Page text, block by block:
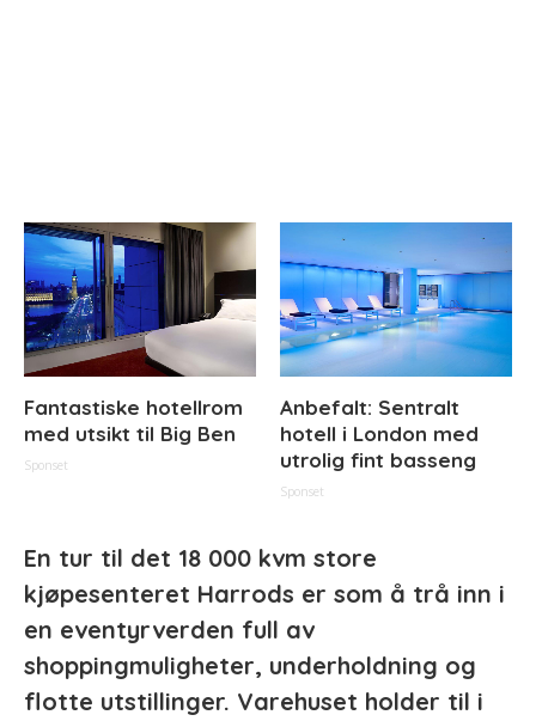
Fantastiske hotellrom
med utsikt til Big Ben
Sponset
Anbefalt: Sentralt
hotell i London med
utrolig fint basseng
Sponset
En tur til det 18 000 kvm store
kjøpesenteret Harrods er som å trå inn i
en eventyrverden full av
shoppingmuligheter, underholdning og
flotte utstillinger. Varehuset holder til i